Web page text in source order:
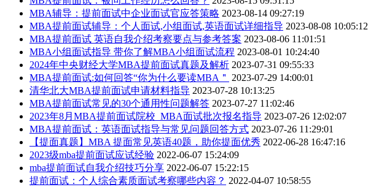
MBA辅导：提前面试中企业面试官应答策略 2023-08-14 09:27:19
MBA提前面试辅导：个人面试,小组面试,英语面试详细指导 2023-08-08 10:05:12
MBA提前面试 英语自我介绍考察要点与参考答案 2023-08-06 11:01:51
MBA小组面试指导 带你了解MBA小组面试流程 2023-08-01 10:24:40
2024年中央财经大学MBA提前面试真题及解析 2023-07-31 09:55:33
MBA提前面试:如何回答“你为什么要读MBA＂ 2023-07-29 14:00:01
清华北大MBA提前面试申请材料指导 2023-07-28 10:13:25
MBA提前面试常见的30个通用性问题解答 2023-07-27 11:02:46
2023年8月MBA提前面试院校_MBA面试批次报名指导 2023-07-26 12:02:07
MBA提前面试：英语面试指导与常见问题回答方式 2023-07-26 11:29:01
【提面真题】MBA 提面常见英语40题，助你提面优秀 2022-06-28 16:47:16
2023级mba提前面试应试经验 2022-06-07 15:24:09
mba提前面试自我介绍技巧分享 2022-06-07 15:22:15
提前面试：个人综合素质面试考察哪些内容？ 2022-04-07 10:58:55